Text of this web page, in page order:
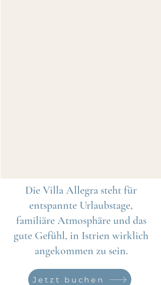
Die Villa Allegra steht für
entspannte Urlaubstage,
familiäre Atmosphäre und das
gute Gefühl, in Istrien wirklich
angekommen zu sein.
Jetzt buchen